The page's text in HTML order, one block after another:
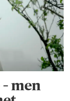
men